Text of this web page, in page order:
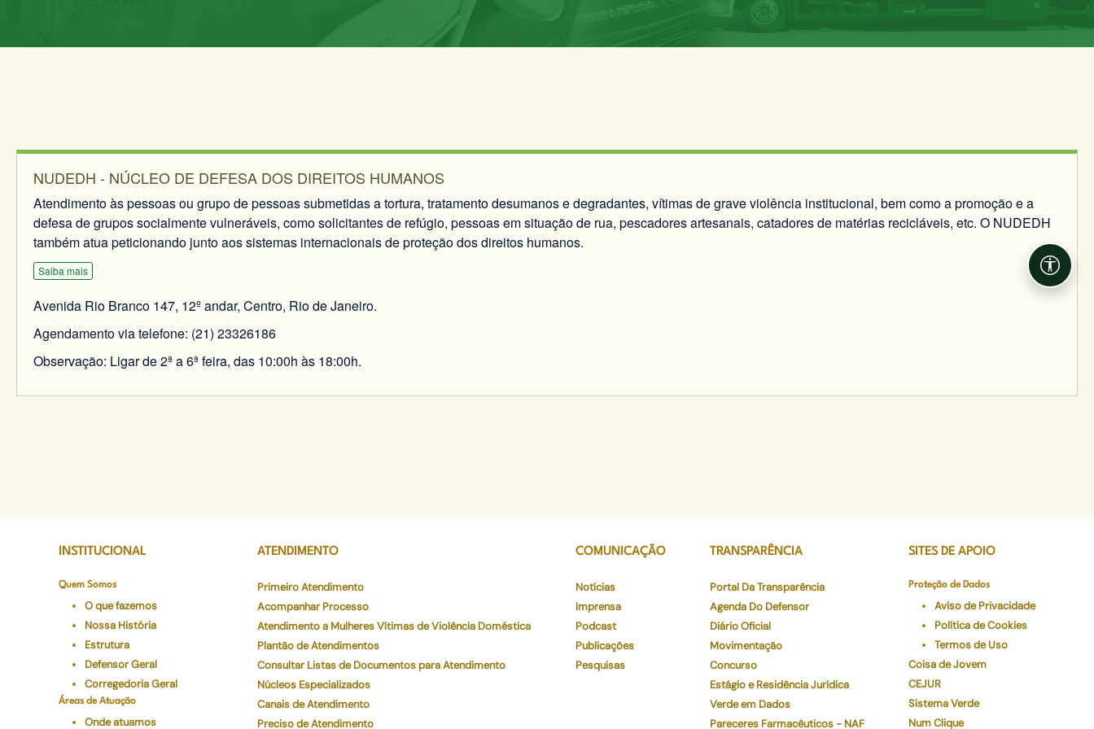
NUDEDH - NÚCLEO DE DEFESA DOS DIREITOS HUMANOS
Atendimento às pessoas ou grupo de pessoas submetidas a tortura, tratamento desumanos e degradantes, vítimas de grave violência institucional, bem como a promoção e a
defesa de grupos socialmente vulneráveis, como solicitantes de refúgio, pessoas em situação de rua, pescadores artesanais, catadores de matérias recicláveis, etc. O NUDEDH
também atua peticionando junto aos sistemas internacionais de proteção dos direitos humanos.
Saiba mais
Avenida Rio Branco 147, 12º andar, Centro, Rio de Janeiro.
Agendamento via telefone: (21) 23326186
Observação: Ligar de 2ª a 6ª feira, das 10:00h às 18:00h.
INSTITUCIONAL
Quem Somos
O que fazemos
Nossa História
Estrutura
Defensor Geral
Corregedoria Geral
Áreas de Atuação
Onde atuamos
ATENDIMENTO
Primeiro Atendimento
Acompanhar Processo
Atendimento a Mulheres Vítimas de Violência Doméstica
Plantão de Atendimentos
Consultar Listas de Documentos para Atendimento
Núcleos Especializados
Canais de Atendimento
Preciso de Atendimento
COMUNICAÇÃO
Notícias
Imprensa
Podcast
Publicações
Pesquisas
TRANSPARÊNCIA
Portal Da Transparência
Agenda Do Defensor
Diário Oficial
Movimentação
Concurso
Estágio e Residência Jurídica
Verde em Dados
Pareceres Farmacêuticos - NAF
SITES DE APOIO
Proteção de Dados
Aviso de Privacidade
Política de Cookies
Termos de Uso
Coisa de Jovem
CEJUR
Sistema Verde
Num Clique